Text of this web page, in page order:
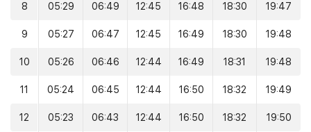
8 05:29 06:49 12:45 16:48 18:30 19:47
9 05:27 06:47 12:45 16:49 18:30 19:48
10 05:26 06:46 12:44 16:49 18:31 19:48
11 05:24 06:45 12:44 16:50 18:32 19:49
12 05:23 06:43 12:44 16:50 18:32 19:50